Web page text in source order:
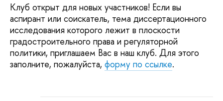
Клуб открыт для новых участников! Если вы
аспирант или соискатель, тема диссертационного
исследования которого лежит в плоскости
градостроительного права и регуляторной
политики, приглашаем Вас в наш клуб. Для этого
заполните, пожалуйста, форму по ссылке.